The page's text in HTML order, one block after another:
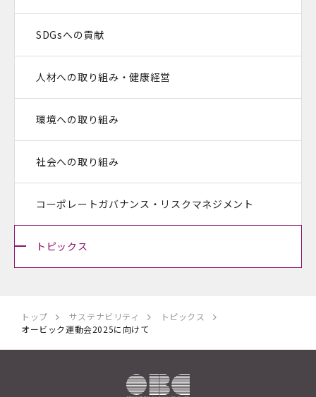
トップ サステナビリティ
トピックス
オービック運動会2025に向けて
SDGsへの貢献
人材への取り組み・健康経営
環境への取り組み
社会への取り組み
コーポレートガバナンス・ リスクマネジメント
トピックス